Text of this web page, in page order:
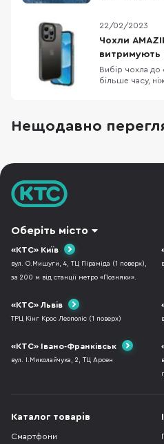
неймовірно
чохлів на
подивитись на
потестимо к
22/02/2023
Чохли
витримують
метрів
Вибір чохла до
більше часу,
довговічних та
Нещодавно
Оберіть місто
«КТС» Київ
вул. О.Мишуги, 4, ТЦ Піраміда (1 поверх),
за 200 м від станції метро «Позняки».
«КТС» Львів
ТРЦ Кінг Крос Леополіс (1 поверх)
«КТС» Івано-Франківськ
вул. І.Миколайчука, 2, ТЦ Арсен
Каталог товарів
Смартфони